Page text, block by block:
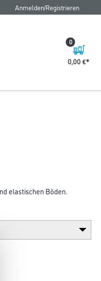
Anmelden/Registrieren
0,00 €
0
elastischen Böden.